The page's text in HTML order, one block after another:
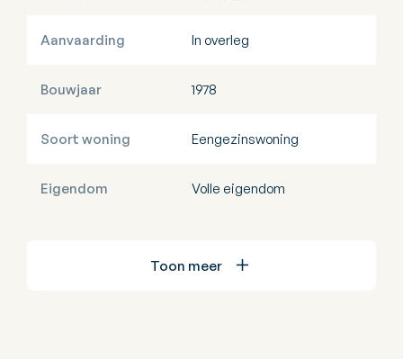
Aanvaarding In overleg
Bouwjaar 1978
Soort woning Eengezinswoning
Eigendom Volle eigendom
Toon meer